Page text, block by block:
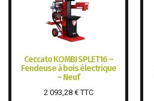
Ceccato KOMBI SPLET16 –
Fendeuse à bois électrique
– Neuf
2 093,28 €TTC